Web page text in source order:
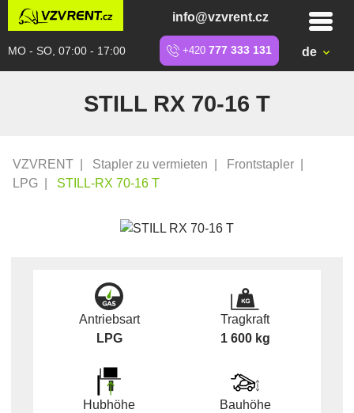
info@vzvrent.cz
MO - SO, 07:00 - 17:00 +420 777 333 131 de
STILL RX 70-16 T
VZVRENT Stapler zu vermieten Frontstapler
LPG
STILL-RX 70-16 T
Antriebsart
LPG
Tragkraft
1 600 kg
Hubhöhe
Bauhöhe